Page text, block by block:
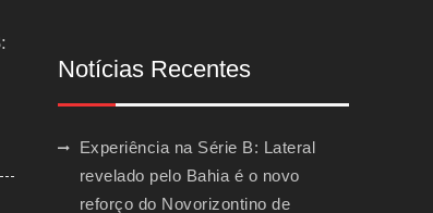
Notícias Recentes
Experiência na Série B: Lateral
revelado pelo Bahia é o novo
reforço do Novorizontino de